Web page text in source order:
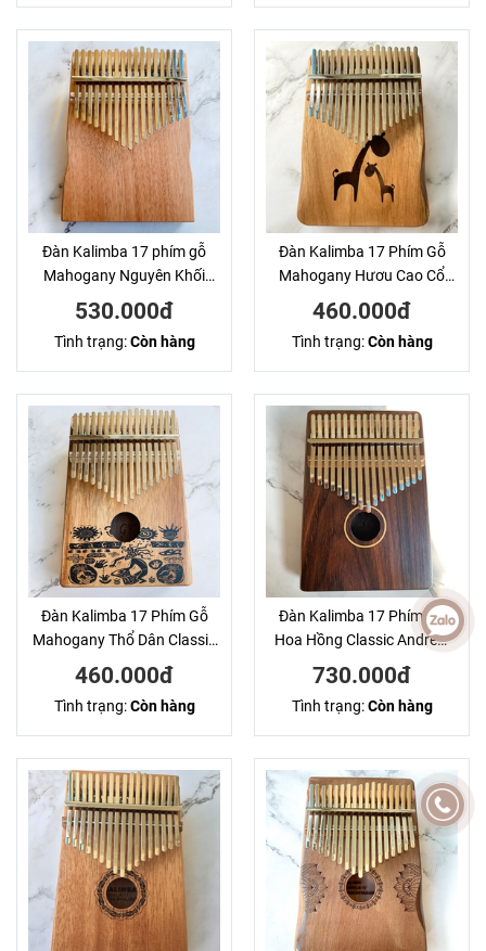
Đàn Kalimba 17 phím gỗ
Mahogany Nguyên Khối
KaLinh
530.000đ
Tình trạng:Còn hàng
Đàn Kalimba 17 Phím Gỗ
Mahogany Hươu Cao Cổ
Classic KaLinh
460.000đ
Tình trạng:Còn hàng
Đàn Kalimba 17 Phím Gỗ
Mahogany Thổ Dân Classic
KaLinh
460.000đ
Tình trạng:Còn hàng
Đàn Kalimba 17 Phím Gỗ
Hoa Hồng Classic Andrew
KaLinh
730.000đ
Tình trạng:Còn hàng